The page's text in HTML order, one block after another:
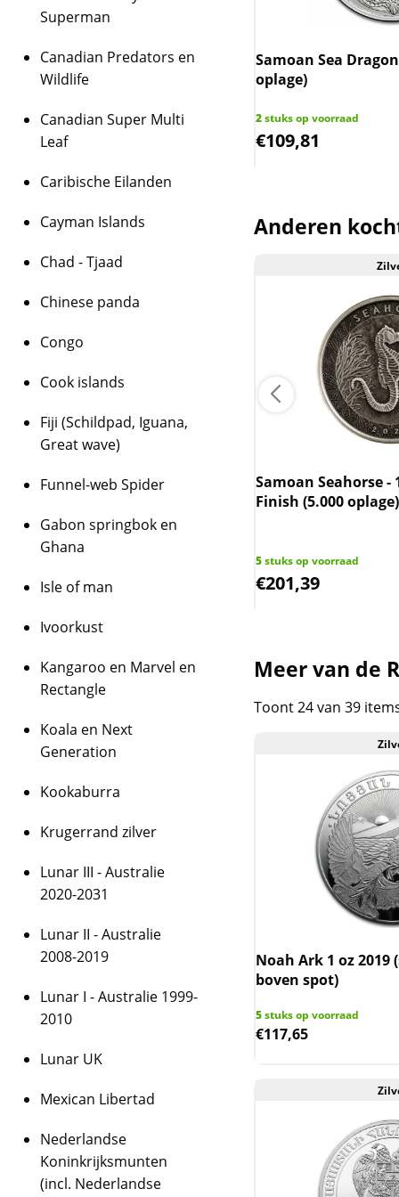
houdt in dat wij btw
niet op de factuur
is inclusief btw.
Golden Eagle 1 oz 2024
voorraad
Samoan Sea
oplage)
2stuks op voorraad
€109,81
Anderen
(1922-1943) (slechts 10%
op voorraad
Samoan Seahorse -
Finish (5.000 oplage)
5stuks op voorraad
€201,39
Meer van de
Toont 24 van 39
Noah Ark 1 oz 2019
boven spot)
5stuks op voorraad
€117,65
Superman
Canadian Predators en
Wildlife
Canadian Super Multi
Leaf
Caribische Eilanden
Cayman Islands
Chad - Tjaad
Chinese panda
Congo
Cook islands
Fiji (Schildpad, Iguana,
Great wave)
Funnel-web Spider
Gabon springbok en
Ghana
Isle of man
Ivoorkust
Kangaroo en Marvel en
Rectangle
Koala en Next
Generation
Kookaburra
Krugerrand zilver
Lunar III - Australie
2020-2031
Lunar II - Australie
2008-2019
Lunar I - Australie 1999-
2010
Lunar UK
Mexican Libertad
Nederlandse
Koninkrijksmunten
(incl. Nederlandse